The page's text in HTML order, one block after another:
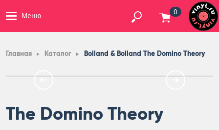
Меню 0
Главная Каталог Bolland & Bolland The Domino Theory
The Domino Theory